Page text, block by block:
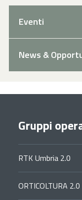
Eventi
News &
Gruppi
RTK Umbria 2.0
ORTICOLTURA 2.0